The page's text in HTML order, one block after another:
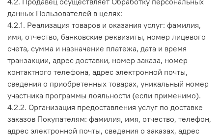
данных Пользователей в целях:
4.2.1. Реализация товаров и оказания услуг: фамилия,
имя, отчество, банковские реквизиты, номер лицевого
счета, сумма и назначение платежа, дата и время
транзакции, адрес доставки, номер заказа, номер
контактного телефона, адрес электронной почты,
сведения о приобретенных товарах, уникальный номер
участника программы лояльности (если применимо).
4.2.2. Организация предоставления услуг по доставке
заказов Покупателям: фамилия, имя, отчество, телефон,
адрес электронной почты, сведения о заказах, адрес